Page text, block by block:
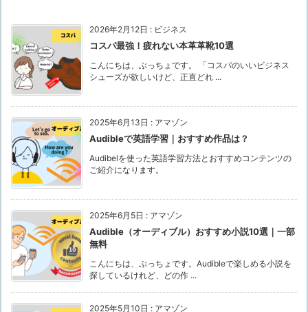
2026年2月12日 : ビジネス
コスパ最強！疲れない本革革靴10選
こんにちは、ぶっちょです。 「コスパのいいビジネス
シューズが欲しいけど、正直どれ ...
2025年6月13日 : アマゾン
Audibleで英語学習｜おすすめ作品は？
Audibelを使った英語学習方法とおすすめコンテンツの
ご紹介になります。
2025年6月5日 : アマゾン
Audible（オーディブル）おすすめ小説10選｜一部
無料
こんにちは、ぶっちょです。Audibleで楽しめる小説を
探しているけれど、どの作 ...
2025年5月10日 : アマゾン